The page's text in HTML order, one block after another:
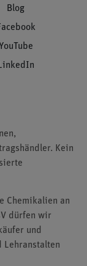
Blog
LinkedIn
Kein
Chemikalien an
dürfen wir
und
Lehranstalten